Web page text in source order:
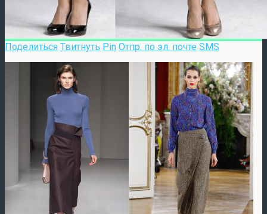
Поделиться Твитнуть Pin Отпр. по эл. почте SMS